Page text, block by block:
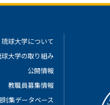
琉球大学について
球大学の取り組み
公開情報
教職員募集情報
則集データベース